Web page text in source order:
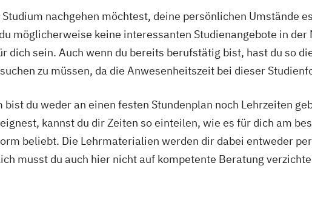
nachgehen möchtest, deine persönlichen Umstände
möglicherweise keine interessanten Studienangebote in
dich sein. Auch wenn du bereits berufstätig bist, hast du so
zu müssen, da die Anwesenheitszeit bei dieser
du weder an einen festen Stundenplan noch Lehrzeiten
kannst du dir Zeiten so einteilen, wie es für dich am
beliebt. Die Lehrmaterialien werden dir dabei entweder
musst du auch hier nicht auf kompetente Beratung